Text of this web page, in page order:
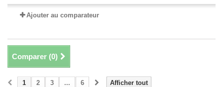
Ajouter au comparateur
Comparer (0)
Afficher tout
1 2 3 ... 6